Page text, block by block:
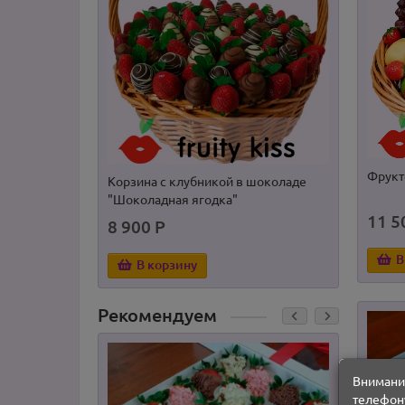
Корзина с клубникой в шоколаде
"Шоколадная ягодка"
8 900 Р
В корзину
8
Рекомендуем
11